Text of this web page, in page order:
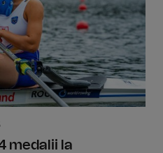
medalii la